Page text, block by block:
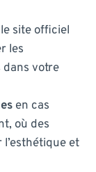
site officiel
les
votre
en cas
où des
et